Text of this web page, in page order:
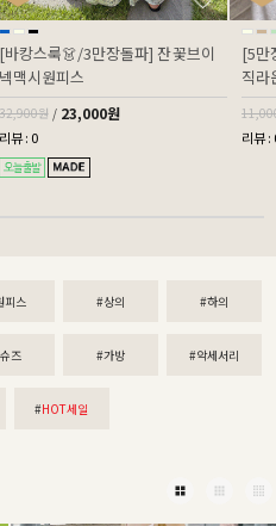
[바캉스룩👗/3만장돌파] 잔꽃브이
넥맥시원피스
원 / 23,000원
리뷰 : 0
[5만
직라
리뷰 :
피스 #상의 #하의
즈 #가방 #악세서리
#HOT세일